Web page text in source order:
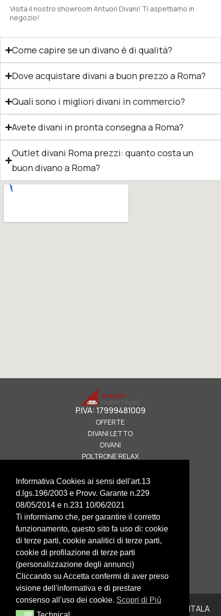
Informativa Cookies ai sensi dell'art.13
d.lgs.196/2003 e Provv. Garante n.229
08/05/2014 e n.231 10/06/2021
Ti informiamo che, per garantire il corretto
funzionamento, questo sito fa uso di: cookie
di terze parti, cookie analitici di terze parti,
cookie di profilazione di terze parti
(personalizzazione degli annunci)
Cliccando su Accetta confermi di aver preso
visione dell'informativa e di prestare
consenso all'uso dei cookie. Scopri di Più
Visita il nostro showroom Antuori Divani! Ti aspettiamo in
negozio!
Come capire se un divano è di qualità?
Dove acquistare divani a buon prezzo a Roma?
Quali sono i migliori divani in commercio?
Avete divani in pronta consegna a Roma?
Outlet divani Roma prezzi: quanto costa un
buon divano a Roma?
P.IVA: 17999481009
OFFERTE
DIVANI LETTO
DIVANI
POLTRONE RELAX
CONTATTI
CHI SIAMO
BLOG
PRIVACY POLICY
COOKIE POLICY
06 3838 4407
Via Tuscolana 480, Roma
Lunedì–Sabato: 9:00-20:00
Domenica: 15:00-20:00
Antuori Outlet del Divano – Realizzazione siti web ITALA